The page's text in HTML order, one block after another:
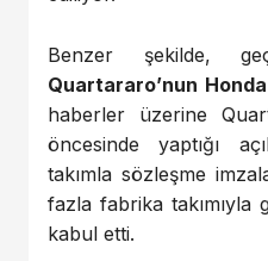
Benzer şekilde,
Quartararo’nun
haberler üzerine
öncesinde yaptığı
takımla sözleşme
fazla fabrika
kabul etti.